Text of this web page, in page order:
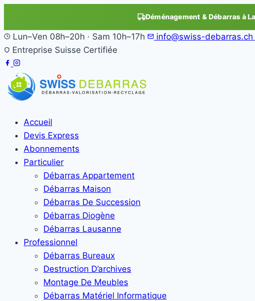
Déménagement & Débarras à
Lun–Ven 08h–20h · Sam 10h–17h info@swiss-debarras.ch
Entreprise Suisse Certifiée
Accueil
Devis Express
Abonnements
Particulier
Débarras Appartement
Débarras Maison
Débarras De Succession
Débarras Diogène
Débarras Lausanne
Professionnel
Débarras Bureaux
Destruction D’archives
Montage De Meubles
Débarras Matériel Informatique